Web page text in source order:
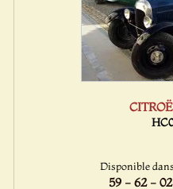
Disponible
59 - 62 -